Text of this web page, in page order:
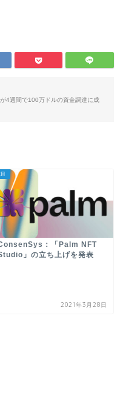
4週間で100万ドルの資金調達に成
：「Palm NFT
」の立ち上げを発表
2021年3月28日